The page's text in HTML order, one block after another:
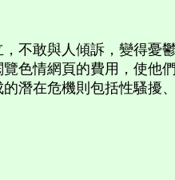
不敢與人傾訴，變得憂
色情網頁的費用，使他
潛在危機則包括性騷擾